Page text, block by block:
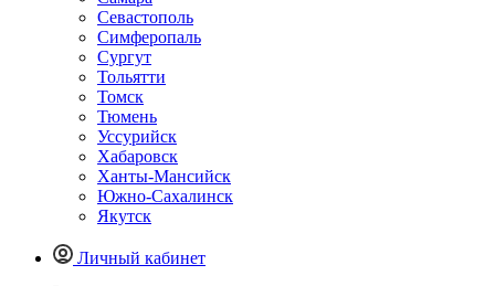
Севастополь
Симферопаль
Сургут
Тольятти
Томск
Тюмень
Уссурийск
Хабаровск
Ханты-Мансийск
Южно-Сахалинск
Якутск
Личный кабинет